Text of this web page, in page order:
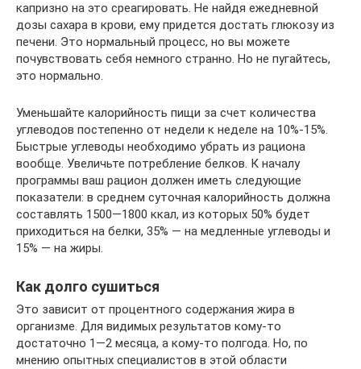
капризно на это среагировать. Не найдя ежедневной
дозы сахара в крови, ему придется достать глюкозу из
печени. Это нормальный процесс, но вы можете
почувствовать себя немного странно. Но не пугайтесь,
это нормально.
Уменьшайте калорийность пищи за счет количества
углеводов постепенно от недели к неделе на 10%-15%.
Быстрые углеводы необходимо убрать из рациона
вообще. Увеличьте потребление белков. К началу
программы ваш рацион должен иметь следующие
показатели: в среднем суточная калорийность должна
составлять 1500—1800 ккал, из которых 50% будет
приходиться на белки, 35% — на медленные углеводы и
15% — на жиры.
Как долго сушиться
Это зависит от процентного содержания жира в
организме. Для видимых результатов кому-то
достаточно 1—2 месяца, а кому-то полгода. Но, по
мнению опытных специалистов в этой области